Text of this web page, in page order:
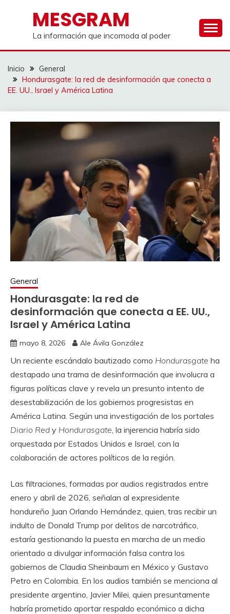
contenidoMESGRAM
La información que incomoda al poder
Inicio
General
Hondurasgate: la red de desinformación que conecta a
EE. UU., Israel y América Latina
General
Hondurasgate: la red de
desinformación que conecta a EE. UU.,
Israel y América Latina
mayo 8, 2026 Ale Ávila González
Un reciente escándalo bautizado como Hondurasgate ha
destapado una trama de desinformación que involucra a
figuras políticas clave y revela un presunto intento de
desestabilización de los gobiernos progresistas en
América Latina. Según una investigación de los portales
Diario Red y Hondurasgate , la injerencia habría sido
orquestada por Estados Unidos e Israel, con la
colaboración de actores políticos de la región.
Las filtraciones, formadas por audios registrados entre
enero y abril de 2026, señalan al expresidente
hondureño Juan Orlando Hernández, quien, tras recibir un
indulto de Donald Trump por delitos de narcotráfico,
estaría gestionando la puesta en marcha de un medio
orientado a divulgar información falsa contra los
gobiernos de Claudia Sheinbaum en México y Gustavo
Petro en Colombia. En los audios también se menciona al
presidente argentino, Javier Milei, quien presuntamente
habría prometido aportar respaldo económico a dicha